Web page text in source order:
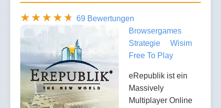
69 Bewertungen
Browsergames
Strategie
Wisim
Free To Play
eRepublik ist ein
Massively
Multiplayer Online